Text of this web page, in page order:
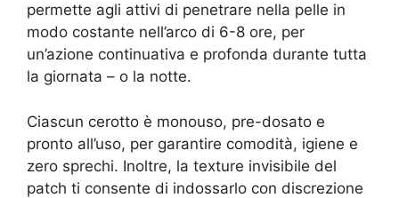
permette agli attivi di penetrare nella pelle in
modo costante nell’arco di 6-8 ore, per
un’azione continuativa e profonda durante tutta
la giornata – o la notte.
Ciascun cerotto è monouso, pre-dosato e
pronto all’uso, per garantire comodità, igiene e
zero sprechi. Inoltre, la texture invisibile del
patch ti consente di indossarlo con discrezione